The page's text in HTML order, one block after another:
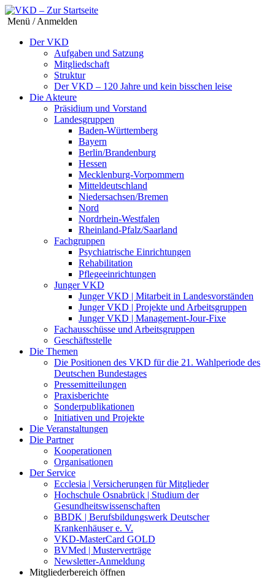
Menü / Anmelden
Der VKD
Aufgaben und Satzung
Mitgliedschaft
Struktur
Der VKD – 120 Jahre und kein bisschen leise
Die Akteure
Präsidium und Vorstand
Landesgruppen
Baden-Württemberg
Bayern
Berlin/Brandenburg
Hessen
Mecklenburg-Vorpommern
Mitteldeutschland
Niedersachsen/Bremen
Nord
Nordrhein-Westfalen
Rheinland-Pfalz/Saarland
Fachgruppen
Psychiatrische Einrichtungen
Rehabilitation
Pflegeeinrichtungen
Junger VKD
Junger VKD | Mitarbeit in Landesvorständen
Junger VKD | Projekte und Arbeitsgruppen
Junger VKD | Management-Jour-Fixe
Fachausschüsse und Arbeitsgruppen
Geschäftsstelle
Die Themen
Die Positionen des VKD für die 21. Wahlperiode des
Deutschen Bundestages
Pressemitteilungen
Praxisberichte
Sonderpublikationen
Initiativen und Projekte
Die Veranstaltungen
Die Partner
Kooperationen
Organisationen
Der Service
Ecclesia | Versicherungen für Mitglieder
Hochschule Osnabrück | Studium der
Gesundheitswissenschaften
BBDK | Berufsbildungswerk Deutscher
Krankenhäuser e. V.
VKD-MasterCard GOLD
BVMed | Musterverträge
Newsletter-Anmeldung
Mitgliederbereich öffnen